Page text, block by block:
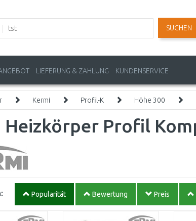
SUCHEN
LIEFERUNG & ZAHLUNG KUNDENSERVICE
Kermi Profil-K Höhe 300
Heizkörper Profil
Popularität Bewertung Preis